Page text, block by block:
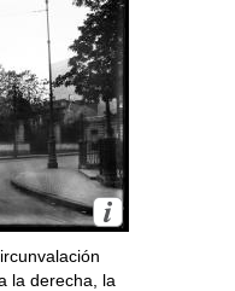
la derecha, la